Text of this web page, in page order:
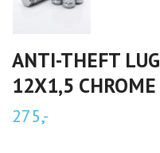
ANTI-THEFT
12X1,5 CHROME
275,-